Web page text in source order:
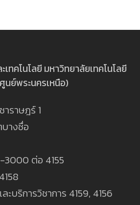
ทคโนโลยี มหาวิทยาลัยเทคโนโลยี
นย์พระนครเหนือ)
าราษฎร์ 1
างซื่อ
ต่อ 4155
ะบริการวิชาการ 4159, 4156